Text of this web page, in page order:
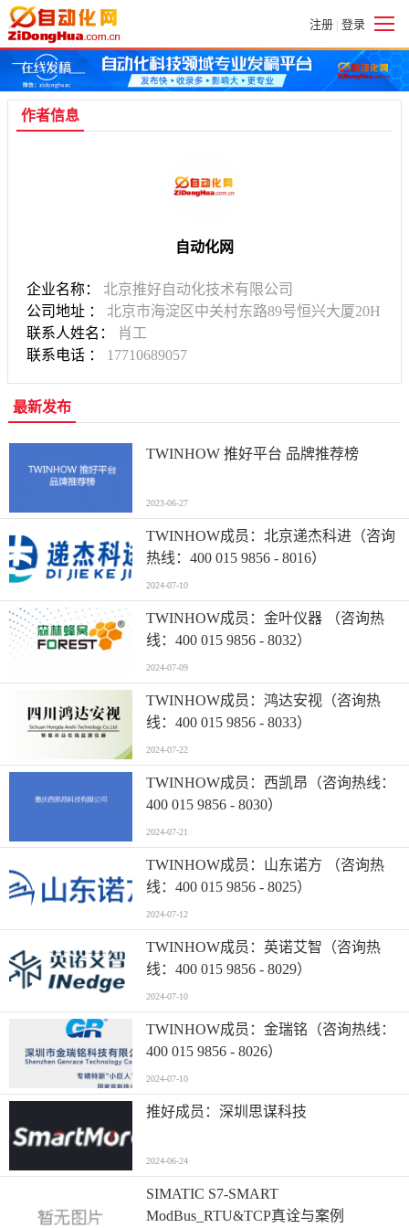
注册 | 登录
作者信息
自动化网
企业名称： 北京推好自动化技术有限公司
公司地址 ： 北京市海淀区中关村东路89号恒兴大厦20H
联系人姓名：
肖工
联系电话 ： 17710689057
最新发布
TWINHOW 推好平台 品牌推荐榜
2023-06-27
TWINHOW成员：北京递杰科进（咨询
热线：400 015 9856 - 8016）
2024-07-10
TWINHOW成员：金叶仪器 （咨询热
线：400 015 9856 - 8032）
2024-07-09
TWINHOW成员：鸿达安视（咨询热
线：400 015 9856 - 8033）
2024-07-22
TWINHOW成员：西凯昂（咨询热线：
400 015 9856 - 8030）
2024-07-21
TWINHOW成员：山东诺方 （咨询热
线：400 015 9856 - 8025）
2024-07-12
TWINHOW成员：英诺艾智（咨询热
线：400 015 9856 - 8029）
2024-07-10
TWINHOW成员：金瑞铭（咨询热线：
400 015 9856 - 8026）
2024-07-10
推好成员：深圳思谋科技
2024-06-24
SIMATIC S7-SMART
ModBus_RTU&TCP真诠与案例